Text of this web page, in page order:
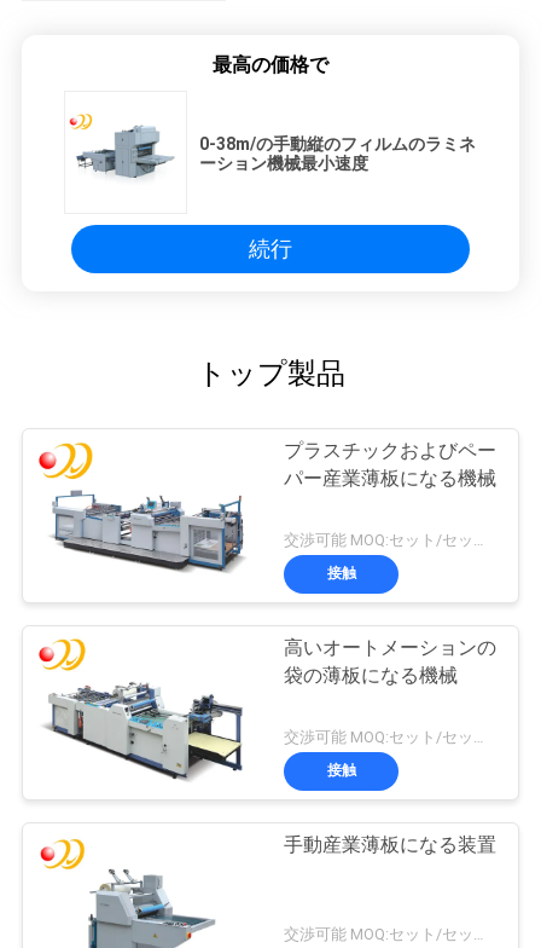
PRIVACY
POLICY
最高の価格で
0-38m/の手動縦のフィルムのラミネ
ーション機械最小速度
続行
トップ製品
プラスチックおよびペー
パー産業薄板になる機械
交渉可能 MOQ:セット/セット1
接触
高いオートメーションの
袋の薄板になる機械
接触
手動産業薄板になる装置